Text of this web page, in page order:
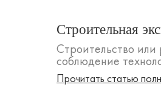
Строительная
Строительство
соблюдение
Прочитать статью